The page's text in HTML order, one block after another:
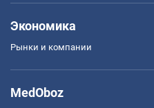
Экономика
Рынки и компании
MedOboz